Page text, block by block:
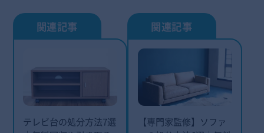
テレビ台の処分方法7選
【専門家監修】ソファ